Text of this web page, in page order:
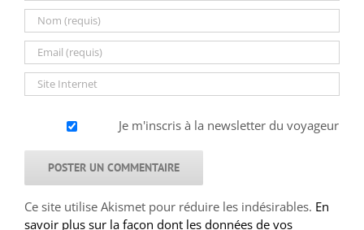
Je m'inscris à la newsletter du voyageur
Ce site utilise Akismet pour réduire les indésirables. En
savoir plus sur la façon dont les données de vos